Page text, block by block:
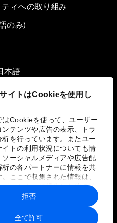
イトはCookieを使用し
はCookieを使って、ユーザー
ンテンツや広告の表示、トラ
析を行っています。またユー
イトの利用状況についても情
ソーシャルメディアや広告配
析の各パートナーに情報を共
ここで収集された情報は、
パートナーに提供した他の情
ーのサービスを使用した際
情報と組み合わされ、各パー
使用されることがありま
全て許可
拒否
ィへの取り組み
のみ)
本語